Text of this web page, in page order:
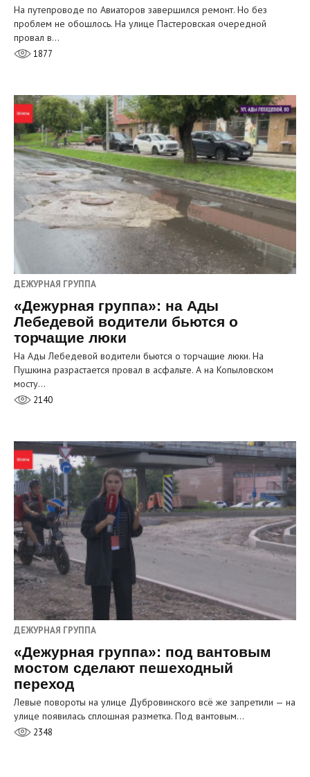
На путепроводе по Авиаторов завершился ремонт. Но без
проблем не обошлось. На улице Пастеровская очередной
провал в…
1877
ДЕЖУРНАЯ ГРУППА
«Дежурная группа»: на Ады
Лебедевой водители бьются о
торчащие люки
На Ады Лебедевой водители бьются о торчащие люки. На
Пушкина разрастается провал в асфальте. А на Копыловском
мосту…
2140
ДЕЖУРНАЯ ГРУППА
«Дежурная группа»: под вантовым
мостом сделают пешеходный
переход
Левые повороты на улице Дубровинского всё же запретили — на
улице появилась сплошная разметка. Под вантовым…
2348